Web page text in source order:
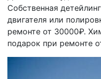
Собственная
двигателя или
ремонте от 30000₽.
подарок при ремонте